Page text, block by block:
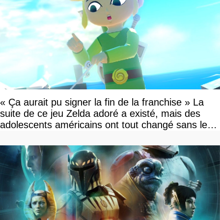
« Ça aurait pu signer la fin de la franchise » La
suite de ce jeu Zelda adoré a existé, mais des
adolescents américains ont tout changé sans le